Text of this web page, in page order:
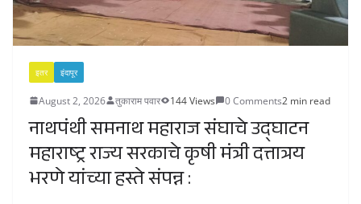
इतर इंदापूर
August 2, 2026 तुकाराम पवार 144 Views 0 Comments2 min read
नाथपंथी समनाथ महाराज संघाचे उद्घाटन
महाराष्ट्र राज्य सरकाचे कृषी मंत्री दत्तात्रय
भरणे यांच्या हस्ते संपन्न :